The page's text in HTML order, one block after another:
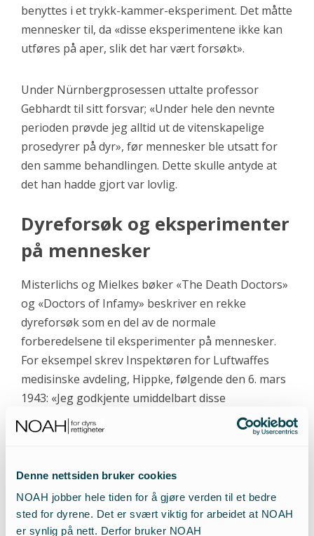
Denne nettsiden bruker cookies
NOAH jobber hele tiden for å gjøre verden til et bedre
sted for dyrene. Det er svært viktig for arbeidet at NOAH
er synlig på nett. Derfor bruker NOAH
benyttes i et trykk-kammer-eksperiment. Det måtte
mennesker til, da «disse eksperimentene ikke kan
utføres på aper, slik det har vært forsøkt».
Under Nürnbergprosessen uttalte professor
Gebhardt til sitt forsvar; «Under hele den nevnte
perioden prøvde jeg alltid ut de vitenskapelige
prosedyrer på dyr», før mennesker ble utsatt for
den samme behandlingen. Dette skulle antyde at
det han hadde gjort var lovlig.
Dyreforsøk og eksperimenter
på mennesker
Misterlichs og Mielkes bøker «The Death Doctors»
og «Doctors of Infamy» beskriver en rekke
dyreforsøk som en del av de normale
forberedelsene til eksperimenter på mennesker.
For eksempel skrev Inspektøren for Luftwaffes
medisinske avdeling, Hippke, følgende den 6. mars
1943: «Jeg godkjente umiddelbart disse
eksperimentene fordi resultatene av våre egne
utredningstester på store dyr viste at forsøkene
«Også idag står jeg overfor et problem som krever
en endelig løsning, etter tallrike forsøk på dyr og
frivillige testpersoner».